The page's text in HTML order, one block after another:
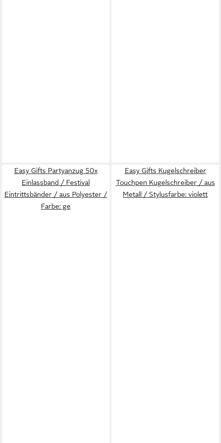
Easy Gifts Partyanzug 50x
Einlassband / Festival
Eintrittsbänder / aus Polyester /
Farbe: ge
Easy Gifts Kugelschreiber
Touchpen Kugelschreiber / aus
Metall / Stylusfarbe: violett